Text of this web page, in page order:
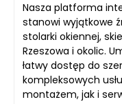
Nasza platforma
stanowi wyjątkowe
stolarki okiennej,
Rzeszowa i okolic.
łatwy dostęp do
kompleksowych
montażem, jak i